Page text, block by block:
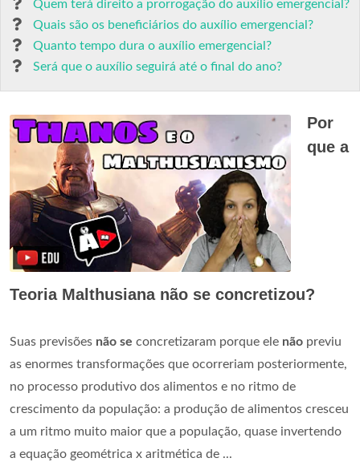
Quem terá direito a prorrogação do auxílio emergencial?
Quais são os beneficiários do auxílio emergencial?
Quanto tempo dura o auxílio emergencial?
Será que o auxílio seguirá até o final do ano?
Por
que a
Teoria Malthusiana não se concretizou?
Suas previsões não se concretizaram porque ele não previu
as enormes transformações que ocorreriam posteriormente,
no processo produtivo dos alimentos e no ritmo de
crescimento da população: a produção de alimentos cresceu
a um ritmo muito maior que a população, quase invertendo
a equação geométrica x aritmética de ...